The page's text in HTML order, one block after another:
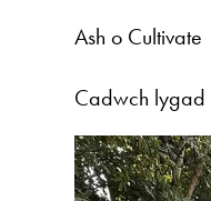
Ash o Cultivate
Cadwch lygad